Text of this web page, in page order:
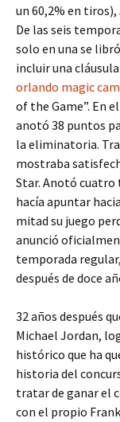
un 60,2% en tiros),
De las seis
solo en una se
incluir una
orlando magic
of the Game”. En
anotó 38 puntos
la eliminatoria.
mostraba
Star. Anotó cuatro
hacía apuntar
mitad su juego
anunció
temporada
después de doce
32 años después
Michael Jordan,
histórico que ha
historia del
tratar de ganar el
con el propio